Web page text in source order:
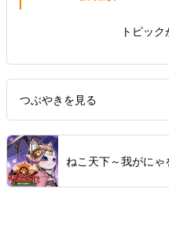
トピッ
つぶやきを見る
ねこ天下～我がに